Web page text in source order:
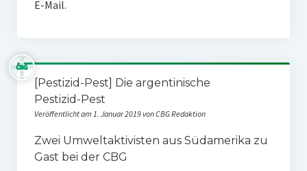
E-Mail.
[Pestizid-Pest] Die argentinische
Pestizid-Pest
Veröffentlicht am 1. Januar 2019 von CBG Redaktion
Zwei Umweltaktivisten aus Südamerika zu
Gast bei der CBG